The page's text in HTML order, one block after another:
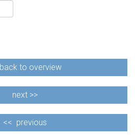
back to overview
next >>
<< previous